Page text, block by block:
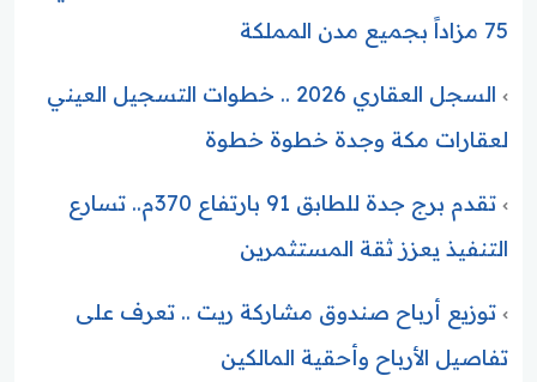
75 مزاداً بجميع مدن المملكة
السجل العقاري 2026 .. خطوات التسجيل العيني
لعقارات مكة وجدة خطوة خطوة
تقدم برج جدة للطابق 91 بارتفاع 370م.. تسارع
التنفيذ يعزز ثقة المستثمرين
توزيع أرباح صندوق مشاركة ريت .. تعرف على
تفاصيل الأرباح وأحقية المالكين